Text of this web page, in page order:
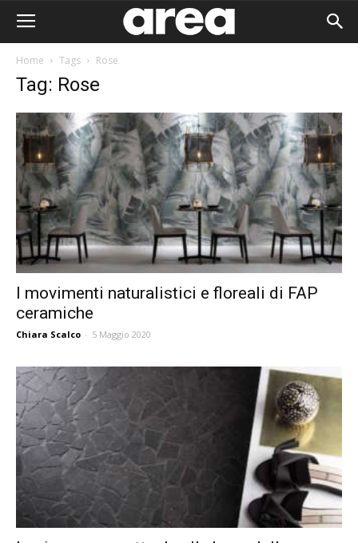
Home Tags Rose
Tag: Rose
I movimenti naturalistici e floreali di FAP
ceramiche
Chiara Scalco - 5 Maggio 2020